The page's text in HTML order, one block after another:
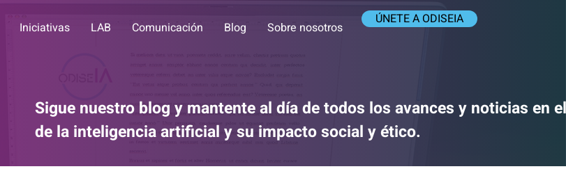
Iniciativas LAB Comunicación Blog Sobre nosotros
ÚNETE A ODISEIA
Sigue nuestro blog y mantente al día de todos los avances y noticias en
de la inteligencia artificial y su impacto social y ético.